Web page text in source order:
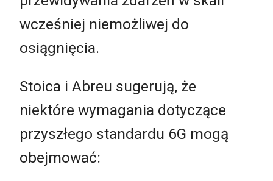
wcześniej niemożliwej do
osiągnięcia.
Stoica i Abreu sugerują, że
niektóre wymagania dotyczące
przyszłego standardu 6G mogą
obejmować: